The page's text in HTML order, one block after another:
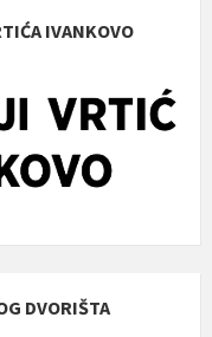
IVANKOVO
DVORIŠTA